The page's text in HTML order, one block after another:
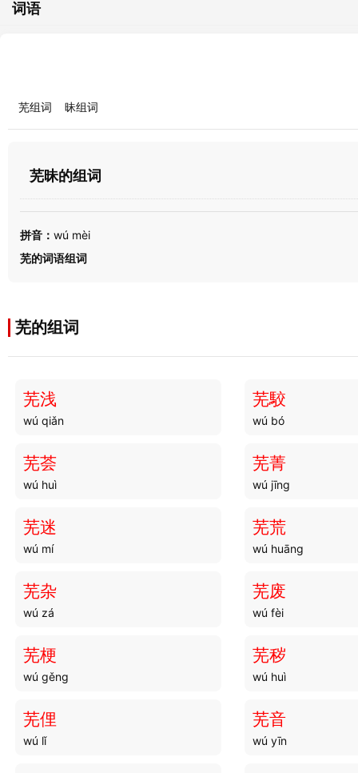
词语
芜组词 昧组词
芜昧的组词
拼音： wú mèi
芜的词语组词
芜的组词
芜浅
wú qiǎn
芜駮
wú bó
芜荟
wú huì
芜菁
wú jīng
芜迷
wú mí
芜荒
wú huāng
芜杂
wú zá
芜废
wú fèi
芜梗
wú gěng
芜秽
wú huì
芜俚
wú lǐ
芜音
wú yīn